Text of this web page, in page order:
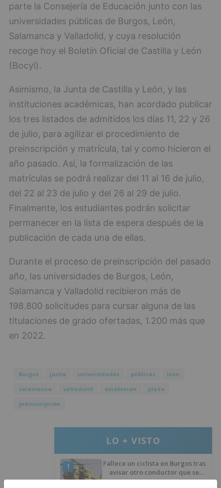
parte la Consejería de Educación junto con las
universidades públicas de Burgos, León,
Salamanca y Valladolid, y cuya resolución
recoge hoy el Boletín Oficial de Castilla y León
(Bocyl).
Asimismo, la Junta de Castilla y León, y las
instituciones académicas, han acordado publicar
los tres listados de admitidos los días 11, 22 y 26
de julio, para agilizar el procedimiento de
preinscripción y matrícula, tal y como hicieron el
año pasado. Así, la formalización de las
matrículas se podrá realizar del 11 al 16 de julio,
del 22 al 23 de julio y del 26 al 29 de julio.
Finalmente, los estudiantes podrán solicitar
permanecer en la lista de espera después de la
publicación de cada una de ellas.
Durante el proceso de preinscripción del pasado
año, las universidades de Burgos, León,
Salamanca y Valladolid recibieron más de
198.800 solicitudes para cursar alguna de las
titulaciones de grado ofertadas, 1.200 más que
en 2022.
Burgos junta universidades públicas
león
salamanca
valladolid establecen
plazo
preinscripción
LO + VISTO
1
Fallece un ciclista en Burgos tras
avisar otro conductor que se
había caído de la bicicleta